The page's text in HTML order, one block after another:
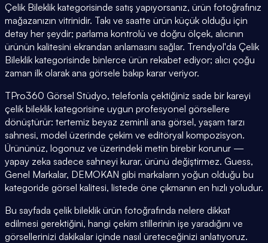
Çelik Bileklik kategorisinde satış yapıyorsanız, ürün fotoğrafınız
mağazanızın vitrinidir. Takı ve saatte ürün küçük olduğu için
detay her şeydir; parlama kontrolü ve doğru ölçek, alıcının
ürünün kalitesini ekrandan anlamasını sağlar. Trendyol'da Çelik
Bileklik kategorisinde binlerce ürün rekabet ediyor; alıcı çoğu
zaman ilk olarak ana görsele bakıp karar veriyor.
TPro360 Görsel Stüdyo, telefonla çektiğiniz sade bir kareyi
çelik bileklik kategorisine uygun profesyonel görsellere
dönüştürür: tertemiz beyaz zeminli ana görsel, yaşam tarzı
sahnesi, model üzerinde çekim ve editöryal kompozisyon.
Ürününüz, logonuz ve üzerindeki metin birebir korunur —
yapay zeka sadece sahneyi kurar, ürünü değiştirmez. Guess,
Genel Markalar, DEMOKAN gibi markaların yoğun olduğu bu
kategoride görsel kalitesi, listede öne çıkmanın en hızlı yoludur.
Bu sayfada çelik bileklik ürün fotoğrafında nelere dikkat
edilmesi gerektiğini, hangi çekim stillerinin işe yaradığını ve
görsellerinizi dakikalar içinde nasıl üreteceğinizi anlatıyoruz.